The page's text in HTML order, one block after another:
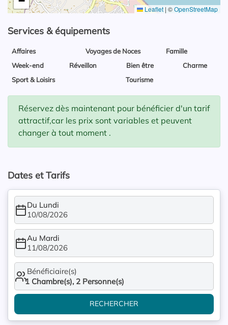
Leaflet | ©OpenStreetMap
Services & équipements
Affaires Voyages de Noces
Famille
Week-end
Réveillon Bien être
Charme
Sport & Loisirs
Tourisme
Réservez dès maintenant pour bénéficier d'un tarif
attractif,car les prix sont variables et peuvent
changer à tout moment .
Dates et Tarifs
Du Lundi
10/08/2026
Au Mardi
11/08/2026
Bénéficiaire(s)
1 Chambre(s), 2 Personne(s)
RECHERCHER